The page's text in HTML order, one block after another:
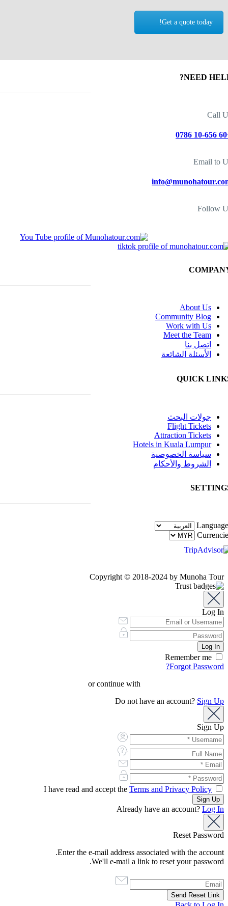
Get a quote today!
NEED
Call
Email to
Follow
About Us
Community Blog
Work with Us
Meet the Team
اتصل بنا
الأسئلة الشائعة
QUICK
جولات البحث
Flight Tickets
Attraction Tickets
Hotels in Kuala Lumpur
سياسة الخصوصية
الشروط والأحكام
Copyright © 2018-2024 by Munoha Tour
Log In
Forgot Password?
or continue with
Do not have an account? Sign Up
Sign Up
Terms and Privacy Policy
Already have an account? Log In
Reset Password
Enter the e-mail address associated with the account.
We'll e-mail a link to reset your password.